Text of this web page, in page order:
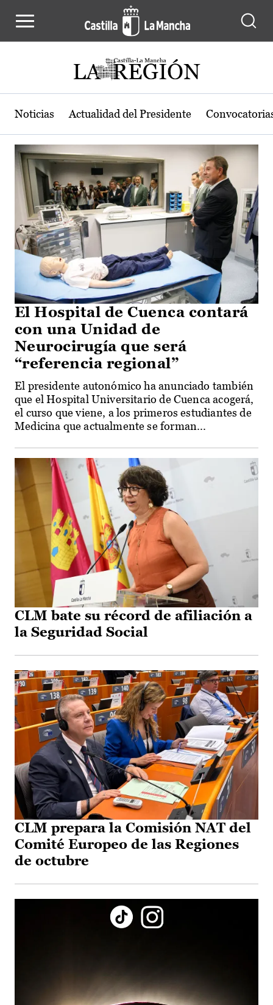
Actualidad de la región de Castilla-
Noticias Actualidad del Presidente
El Hospital de Cuenca contará
con una Unidad de
Neurocirugía que será
“referencia regional”
El presidente autonómico ha anunciado también
que el Hospital Universitario de Cuenca acogerá,
el curso que viene, a los primeros estudiantes de
Medicina que actualmente se forman...
CLM bate su récord de afiliación a
la Seguridad Social
CLM prepara la Comisión NAT del
Comité Europeo de las Regiones
de octubre